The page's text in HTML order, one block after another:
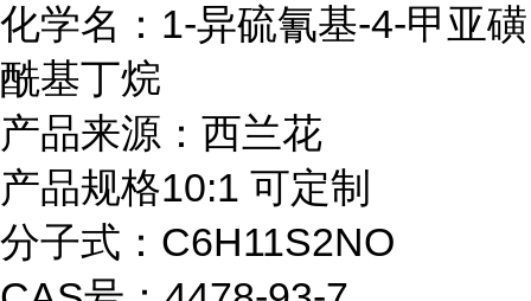
化学名：1-异硫氰基-4-甲亚磺
酰基丁烷
产品来源：西兰花
产品规格10:1 可定制
分子式：C6H11S2NO